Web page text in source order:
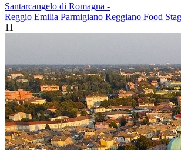
Santarcangelo di Romagna -
Reggio Emilia Parmigiano Reggiano Food
11